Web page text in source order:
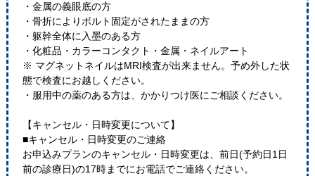
・金属の義眼底の方
・骨折によりボルト固定がされたままの方
・躯幹全体に入墨のある方
・化粧品・カラーコンタクト・金属・ネイルアート
※ マグネットネイルはMRI検査が出来ません。予め外した状
態で検査にお越しください。
・服用中の薬のある方は、かかりつけ医にご相談ください。
【キャンセル・日時変更について】
■キャンセル・日時変更のご連絡
お申込みプランのキャンセル・日時変更は、前日(予約日1日
前の診療日)の17時までにお電話でご連絡ください。